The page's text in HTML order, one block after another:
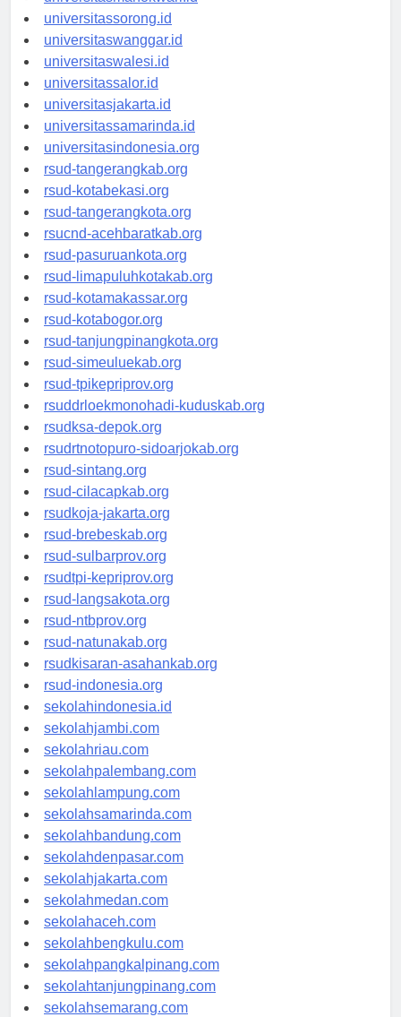
universitasmanokwari.id
universitassorong.id
universitaswanggar.id
universitaswalesi.id
universitassalor.id
universitasjakarta.id
universitassamarinda.id
universitasindonesia.org
rsud-tangerangkab.org
rsud-kotabekasi.org
rsud-tangerangkota.org
rsucnd-acehbaratkab.org
rsud-pasuruankota.org
rsud-limapuluhkotakab.org
rsud-kotamakassar.org
rsud-kotabogor.org
rsud-tanjungpinangkota.org
rsud-simeuluekab.org
rsud-tpikepriprov.org
rsuddrloekmonohadi-kuduskab.org
rsudksa-depok.org
rsudrtnotopuro-sidoarjokab.org
rsud-sintang.org
rsud-cilacapkab.org
rsudkoja-jakarta.org
rsud-brebeskab.org
rsud-sulbarprov.org
rsudtpi-kepriprov.org
rsud-langsakota.org
rsud-ntbprov.org
rsud-natunakab.org
rsudkisaran-asahankab.org
rsud-indonesia.org
sekolahindonesia.id
sekolahjambi.com
sekolahriau.com
sekolahpalembang.com
sekolahlampung.com
sekolahsamarinda.com
sekolahbandung.com
sekolahdenpasar.com
sekolahjakarta.com
sekolahmedan.com
sekolahaceh.com
sekolahbengkulu.com
sekolahpangkalpinang.com
sekolahtanjungpinang.com